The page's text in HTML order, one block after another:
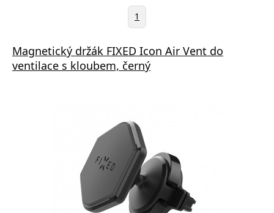
1
Magnetický držák FIXED Icon Air Vent do
ventilace s kloubem, černý